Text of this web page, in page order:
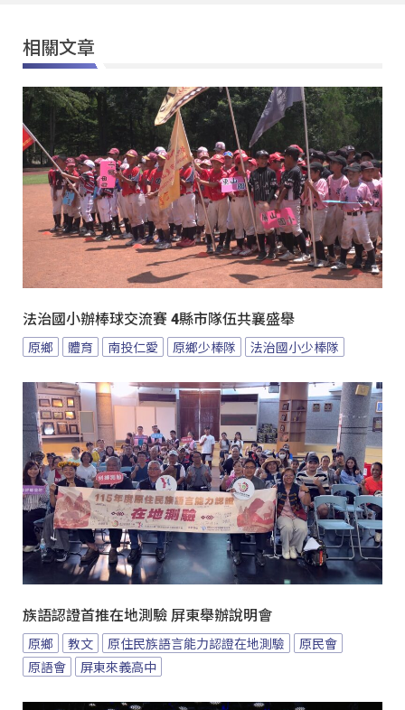
相關文章
法治國小辦棒球交流賽 4縣市隊伍共襄盛舉
原鄉 體育 南投仁愛 原鄉少棒隊 法治國小少棒隊
族語認證首推在地測驗 屏東舉辦說明會
原鄉 教文 原住民族語言能力認證在地測驗
原民會
原語會
屏東來義高中